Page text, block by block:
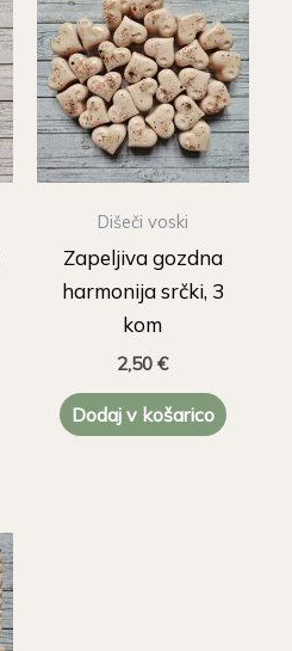
Dišeči voski
Zapeljiva gozdna
harmonija srčki, 3
kom
2,50€
Dodaj v košarico